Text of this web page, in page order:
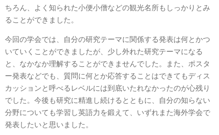
ちろん、よく知られた小便小僧などの観光名所もしっかりとみ
ることができました。
今回の学会では、自分の研究テーマに関係する発表は何とかつ
いていくことができましたが、少し外れた研究テーマになる
と、なかなか理解することができませんでした。また、ポスタ
ー発表などでも、質問に何とか応答することはできてもディス
カッションと呼べるレベルには到底いたれなかったのが心残り
でした。今後も研究に精進し続けるとともに、自分の知らない
分野についても学習し英語力を鍛えて、いずれまた海外学会で
発表したいと思いました。